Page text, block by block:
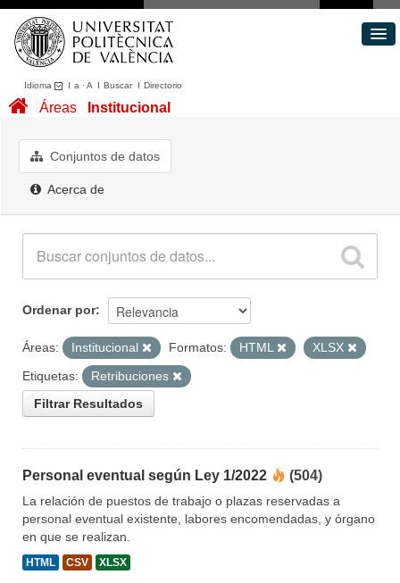
Idioma I a ·A I BuscarI Directorio
Conjuntos de datos
Acerca de
Áreas Institucional
Conjuntos de datos
Acerca de
Ordenar por
Áreas: Institucional Formatos: HTML
XLSX
Etiquetas:
Retribuciones
Filtrar Resultados
Personal eventual según Ley 1/2022 (504)
La relación de puestos de trabajo o plazas reservadas a
personal eventual existente, labores encomendadas, y órgano
en que se realizan.
HTML CSV XLSX